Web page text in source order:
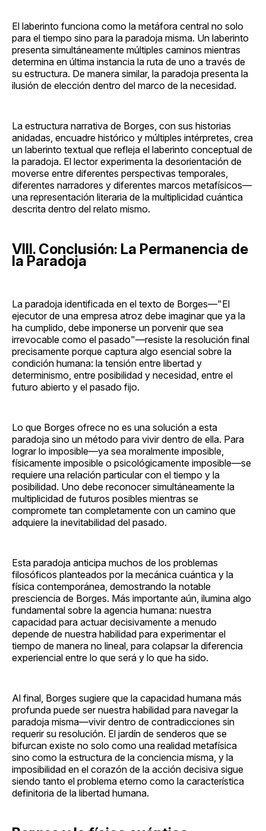
El laberinto funciona como la metáfora central no solo
para el tiempo sino para la paradoja misma. Un laberinto
presenta simultáneamente múltiples caminos mientras
determina en última instancia la ruta de uno a través de
su estructura. De manera similar, la paradoja presenta la
ilusión de elección dentro del marco de la necesidad.
La estructura narrativa de Borges, con sus historias
anidadas, encuadre histórico y múltiples intérpretes, crea
un laberinto textual que refleja el laberinto conceptual de
la paradoja. El lector experimenta la desorientación de
moverse entre diferentes perspectivas temporales,
diferentes narradores y diferentes marcos metafísicos—
una representación literaria de la multiplicidad cuántica
descrita dentro del relato mismo.
VIII. Conclusión: La Permanencia de
la Paradoja
La paradoja identificada en el texto de Borges—"El
ejecutor de una empresa atroz debe imaginar que ya la
ha cumplido, debe imponerse un porvenir que sea
irrevocable como el pasado"—resiste la resolución final
precisamente porque captura algo esencial sobre la
condición humana: la tensión entre libertad y
determinismo, entre posibilidad y necesidad, entre el
futuro abierto y el pasado fijo.
Lo que Borges ofrece no es una solución a esta
paradoja sino un método para vivir dentro de ella. Para
lograr lo imposible—ya sea moralmente imposible,
físicamente imposible o psicológicamente imposible—se
requiere una relación particular con el tiempo y la
posibilidad. Uno debe reconocer simultáneamente la
multiplicidad de futuros posibles mientras se
compromete tan completamente con un camino que
adquiere la inevitabilidad del pasado.
Esta paradoja anticipa muchos de los problemas
filosóficos planteados por la mecánica cuántica y la
física contemporánea, demostrando la notable
presciencia de Borges. Más importante aún, ilumina algo
fundamental sobre la agencia humana: nuestra
capacidad para actuar decisivamente a menudo
depende de nuestra habilidad para experimentar el
tiempo de manera no lineal, para colapsar la diferencia
experiencial entre lo que será y lo que ha sido.
Al final, Borges sugiere que la capacidad humana más
profunda puede ser nuestra habilidad para navegar la
paradoja misma—vivir dentro de contradicciones sin
requerir su resolución. El jardín de senderos que se
bifurcan existe no solo como una realidad metafísica
sino como la estructura de la conciencia misma, y la
imposibilidad en el corazón de la acción decisiva sigue
siendo tanto el problema eterno como la característica
definitoria de la libertad humana.